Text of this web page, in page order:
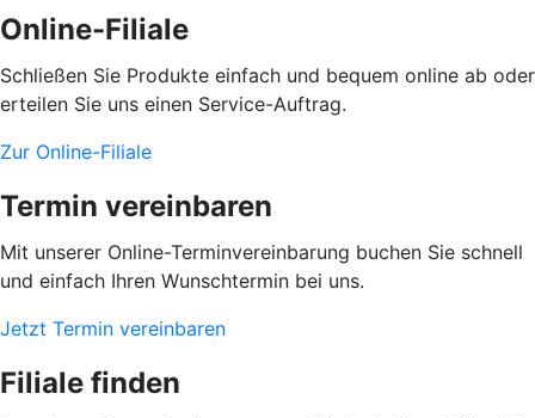
Online-Filiale
Schließen Sie Produkte einfach und bequem online ab oder
erteilen Sie uns einen Service-Auftrag.
Zur Online-Filiale
Termin vereinbaren
Mit unserer Online-Terminvereinbarung buchen Sie schnell
und einfach Ihren Wunschtermin bei uns.
Jetzt Termin vereinbaren
Filiale finden